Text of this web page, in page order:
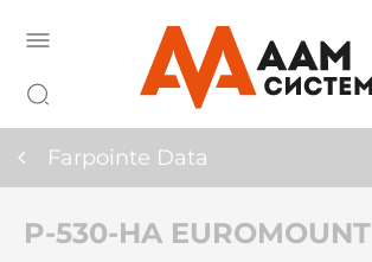
Farpointe Data
P-530-HA EUROMOUNT